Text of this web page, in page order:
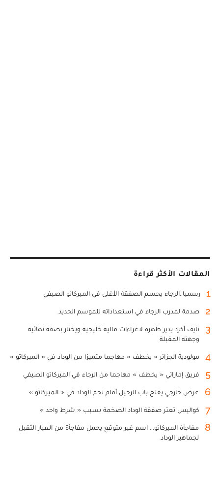
المقالات الأكثر قراءة
1 رسميا..الرجاء يحسم الصفقة الأغلى في الميركاتو الصيفي
2 صدمة لمدرب الرجاء في استعداداته للموسم الجديد
3
نايف أكرد يدير ظهره لاغراءات مالية خليجية ويختار بصفة نهائية
وجهته المقبلة
4 مولودية الجزائر « يخطف » مهاجما متميزا من الوداد في « الميركاتو »
5 فريق إماراتي « يخطف » مهاجما من الرجاء في الميركاتو الصيفي
6 عرض خارجي يفتح باب الرحيل أمام نجم الوداد في « الميركاتو »
7 كواليس تعثر صفقة الوداد الضخمة بسبب « شرط واحد »
8
مفاجأة الميركاتو... اسم غير متوقع يحمل مفاجأة من العيار الثقيل
لجماهير الوداد